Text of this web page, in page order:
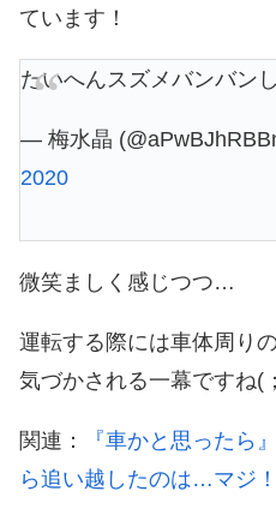
ています！
たいへんスズメバンバン
— 梅水晶
2020
微笑ましく感じつつ…
運転する際には車体周り
気づかされる一幕ですね(
関連：
『車かと思ったら
ら追い越したのは…マジ